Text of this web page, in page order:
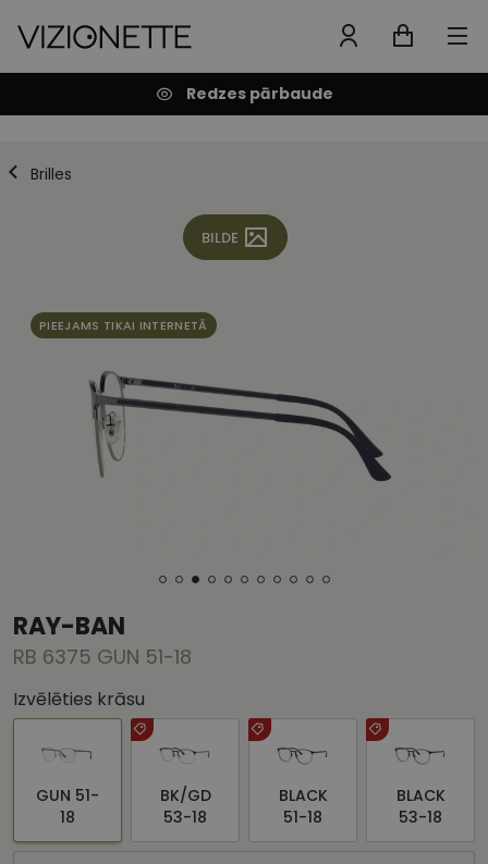
Redzes pārbaude
Brilles
BILDE
PIEEJAMS TIKAI INTERNETĀ
RAY-BAN
RB 6375 GUN 51-18
Izvēlēties krāsu
GUN 51-
18
BK/GD
53-18
BLACK
51-18
BLACK
53-18